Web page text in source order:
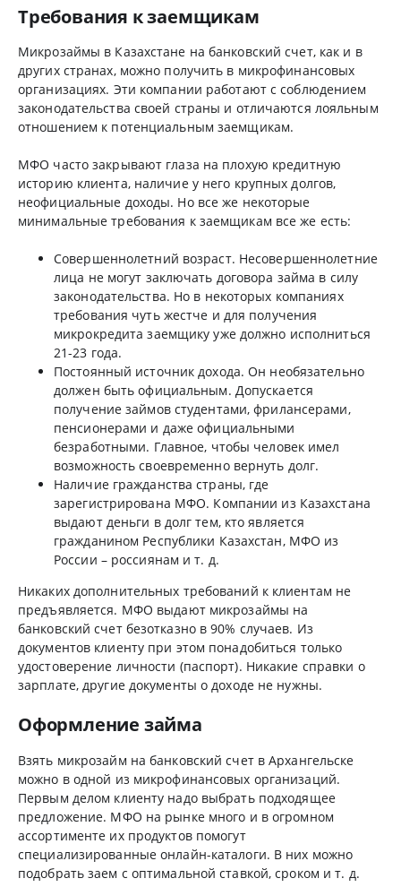
Требования к заемщикам
Микрозаймы в Казахстане на банковский счет, как и в
других странах, можно получить в микрофинансовых
организациях. Эти компании работают с соблюдением
законодательства своей страны и отличаются лояльным
отношением к потенциальным заемщикам.
МФО часто закрывают глаза на плохую кредитную
историю клиента, наличие у него крупных долгов,
неофициальные доходы. Но все же некоторые
минимальные требования к заемщикам все же есть:
Совершеннолетний возраст. Несовершеннолетние
лица не могут заключать договора займа в силу
законодательства. Но в некоторых компаниях
требования чуть жестче и для получения
микрокредита заемщику уже должно исполниться
21-23 года.
Постоянный источник дохода. Он необязательно
должен быть официальным. Допускается
получение займов студентами, фрилансерами,
пенсионерами и даже официальными
безработными. Главное, чтобы человек имел
возможность своевременно вернуть долг.
Наличие гражданства страны, где
зарегистрирована МФО. Компании из Казахстана
выдают деньги в долг тем, кто является
гражданином Республики Казахстан, МФО из
России – россиянам и т. д.
Никаких дополнительных требований к клиентам не
предъявляется. МФО выдают микрозаймы на
банковский счет безотказно в 90% случаев. Из
документов клиенту при этом понадобиться только
удостоверение личности (паспорт). Никакие справки о
зарплате, другие документы о доходе не нужны.
Оформление займа
Взять микрозайм на банковский счет в Архангельске
можно в одной из микрофинансовых организаций.
Первым делом клиенту надо выбрать подходящее
предложение. МФО на рынке много и в огромном
ассортименте их продуктов помогут
специализированные онлайн-каталоги. В них можно
подобрать заем с оптимальной ставкой, сроком и т. д.